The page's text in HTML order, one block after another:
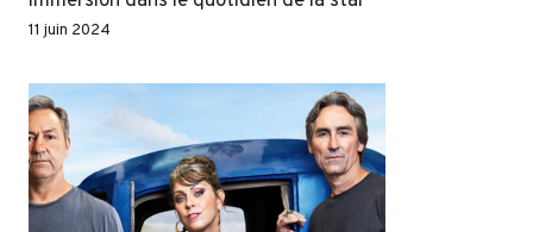
11 juin 2024